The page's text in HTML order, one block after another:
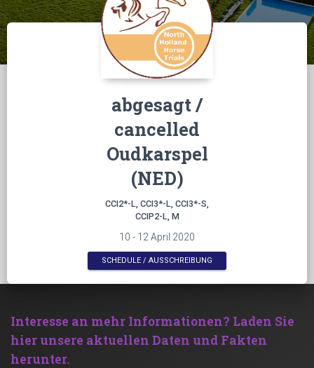
abgesagt /
cancelled
Oudkarspel
(NED)
CCI2*-L, CCI3*-L, CCI3*-S,
CCIP2-L, M
10 - 12 April 2020
SCHEDULE / AUSSCHREIBUNG
Interesse an mehr Informationen? Laden Sie
hier unsere aktuellen Daten und Fakten
herunter.